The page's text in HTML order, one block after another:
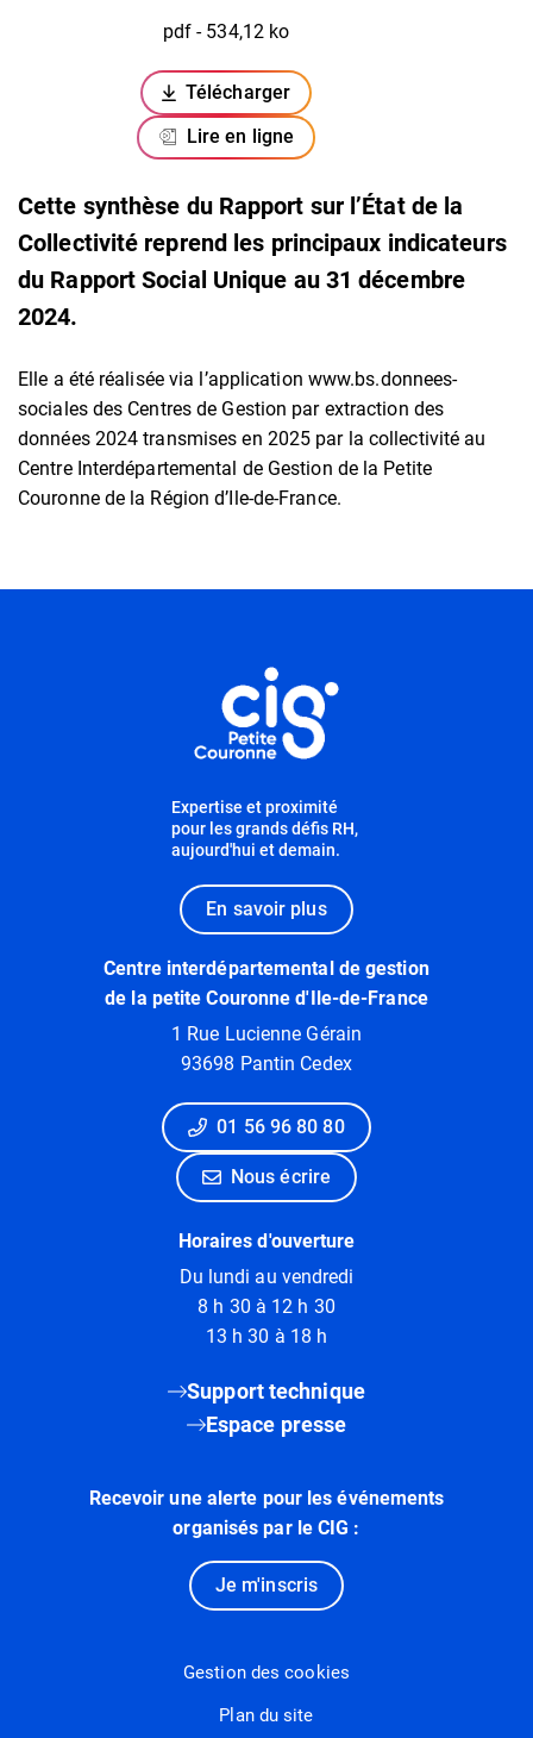
pdf - 534,12 ko
Télécharger
(ouverture dans un nouvel onglet)
Lire en ligne
Cette synthèse du Rapport sur l’État de la
Collectivité reprend les principaux indicateurs
du Rapport Social Unique au 31 décembre
2024.
Elle a été réalisée via l’application www.bs.donnees-
sociales des Centres de Gestion par extraction des
données 2024 transmises en 2025 par la collectivité au
Centre Interdépartemental de Gestion de la Petite
Couronne de la Région d’Ile-de-France.
Expertise et proximité
pour les grands défis RH,
aujourd'hui et demain.
En savoir plus
Centre interdépartemental de gestion
de la petite Couronne d'Ile-de-France
1 Rue Lucienne Gérain
93698 Pantin Cedex
01 56 96 80 80
Nous écrire
Horaires d'ouverture
Du lundi au vendredi
8 h 30 à 12 h 30
13 h 30 à 18 h
Support technique
Espace presse
Recevoir une alerte pour les événements
organisés par le CIG :
Je m'inscris
Gestion des cookies
Plan du site